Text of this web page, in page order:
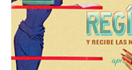
Tras registrarte tendrás acceso
consultar el directorio alfabético
aprender la coreografía que más te
correo la newsletter con las
de nuevos bailes. En cualquier
tu suscripción a la newsletter sin